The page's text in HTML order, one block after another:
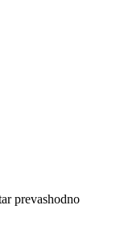
prevashodno